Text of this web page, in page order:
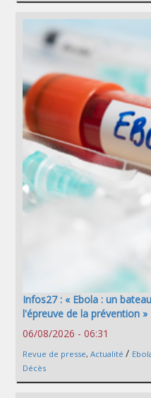
Infos27 : « Ebola : un
l'épreuve de la prévention »
06/08/2026 - 06:31
Revue de presse, Actualité /
Décès